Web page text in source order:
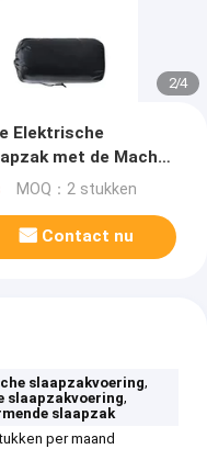
2/4
Elektrische
met de Macht
MOQ：2 stukken
Contact nu
slaapzakvoering,
slaapzakvoering,
slaapzak
per maand